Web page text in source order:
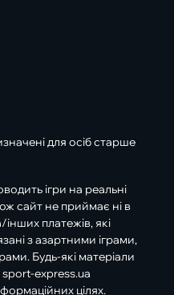
для осіб старше
ігри на реальні
сайт не приймає ні в
платежів, які
з азартними іграми,
Будь-які матеріали
express.ua
цілях.